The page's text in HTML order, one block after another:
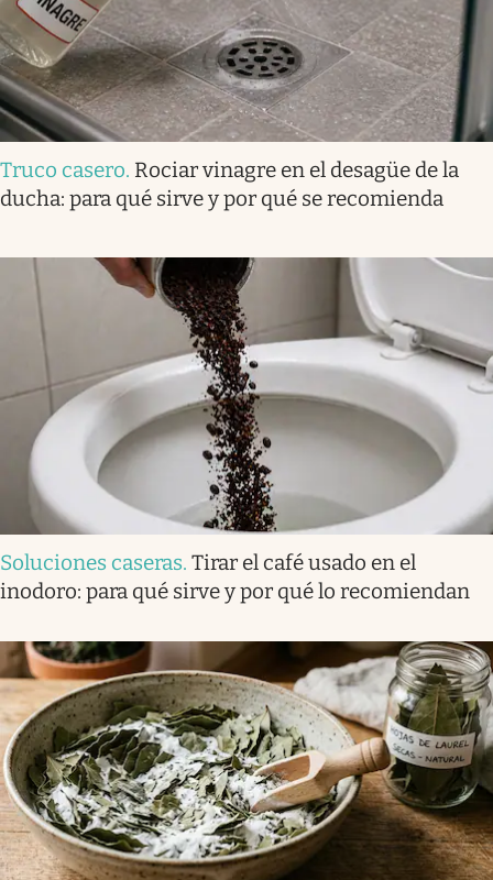
Truco casero. Rociar vinagre en el desagüe de la
ducha: para qué sirve y por qué se recomienda
Soluciones caseras. Tirar el café usado en el
inodoro: para qué sirve y por qué lo recomiendan